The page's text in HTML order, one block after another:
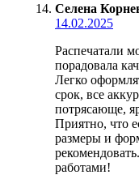
Селена
14.02.2025
Распечатали
порадовала
Легко
срок, все
потрясающе,
Приятно, что
размеры и
работами!